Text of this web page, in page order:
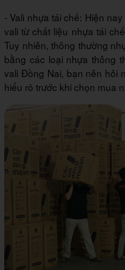
- Vali nhựa tái chế: Hiện
vali từ chất liệu nhựa tái
Tuy nhiên, thông thường
bằng các loại nhựa thông
vali Đồng Nai, bạn nên hỏi
hiểu rõ trước khi chọn mua